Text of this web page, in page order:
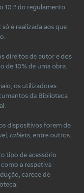
10.º do regulamento.
é realizada aos que
direitos de autor e dos
de 10% de uma obra.
os utilizadores
da Biblioteca
dispositivos forem de
tablets, entre outros.
tipo de acessório
a respetiva
carece de